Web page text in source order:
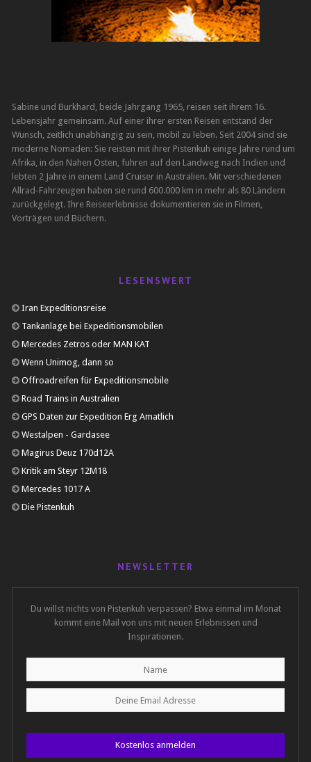
Sabine und Burkhard, beide Jahrgang 1965, reisen seit ihrem 16.
Lebensjahr gemeinsam. Auf einer ihrer ersten Reisen entstand der
Wunsch, zeitlich unabhängig zu sein, mobil zu leben. Seit 2004 sind sie
moderne Nomaden: Sie reisten mit ihrer Pistenkuh einige Jahre rund um
Afrika, in den Nahen Osten, fuhren auf den Landweg nach Indien und
lebten 2 Jahre in einem Land Cruiser in Australien. Mit verschiedenen
Allrad-Fahrzeugen haben sie rund 600.000 km in mehr als 80 Ländern
zurückgelegt. Ihre Reiseerlebnisse dokumentieren sie in Filmen,
Vorträgen und Büchern.
LESENSWERT
Iran Expeditionsreise
Tankanlage bei Expeditionsmobilen
Mercedes Zetros oder MAN KAT
Wenn Unimog, dann so
Offroadreifen für Expeditionsmobile
Road Trains in Australien
GPS Daten zur Expedition Erg Amatlich
Westalpen - Gardasee
Magirus Deuz 170d12A
Kritik am Steyr 12M18
Mercedes 1017 A
Die Pistenkuh
NEWSLETTER
Du willst nichts von Pistenkuh verpassen? Etwa einmal im Monat
kommt eine Mail von uns mit neuen Erlebnissen und
Inspirationen.
Kostenlos anmelden